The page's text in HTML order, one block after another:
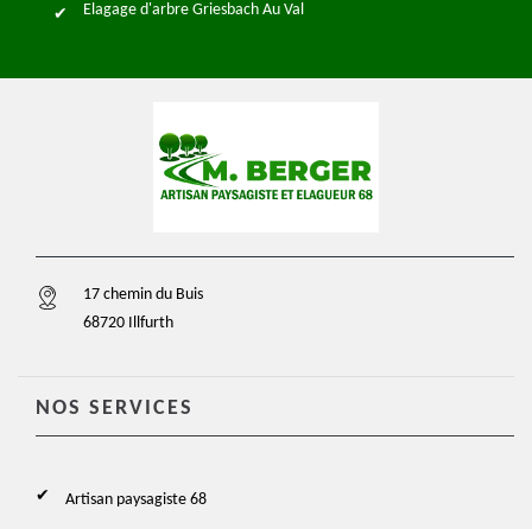
Elagage d'arbre Griesbach Au Val
17 chemin du Buis
68720 Illfurth
NOS SERVICES
Artisan paysagiste 68